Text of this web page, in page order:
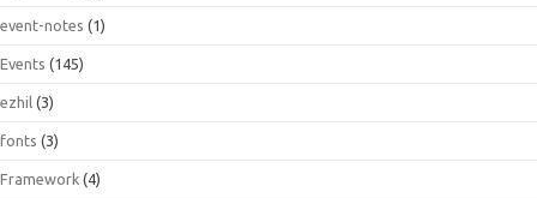
event-notes (1)
Events (145)
ezhil (3)
fonts (3)
Framework (4)